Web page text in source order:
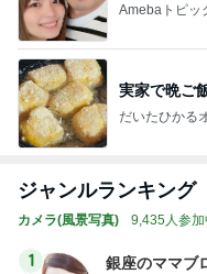
Amebaトピッ
実家で晩ご
だいたひかる
ジャンルランキング
カメラ(風景写真) 9,435人参加
1
銀座のママブ